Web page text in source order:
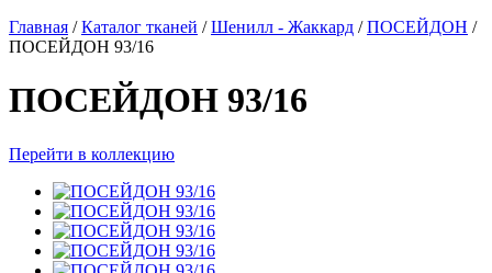
Главная / Каталог тканей / Шенилл - Жаккард / ПОСЕЙДОН /
ПОСЕЙДОН 93/16
ПОСЕЙДОН 93/16
Перейти в коллекцию